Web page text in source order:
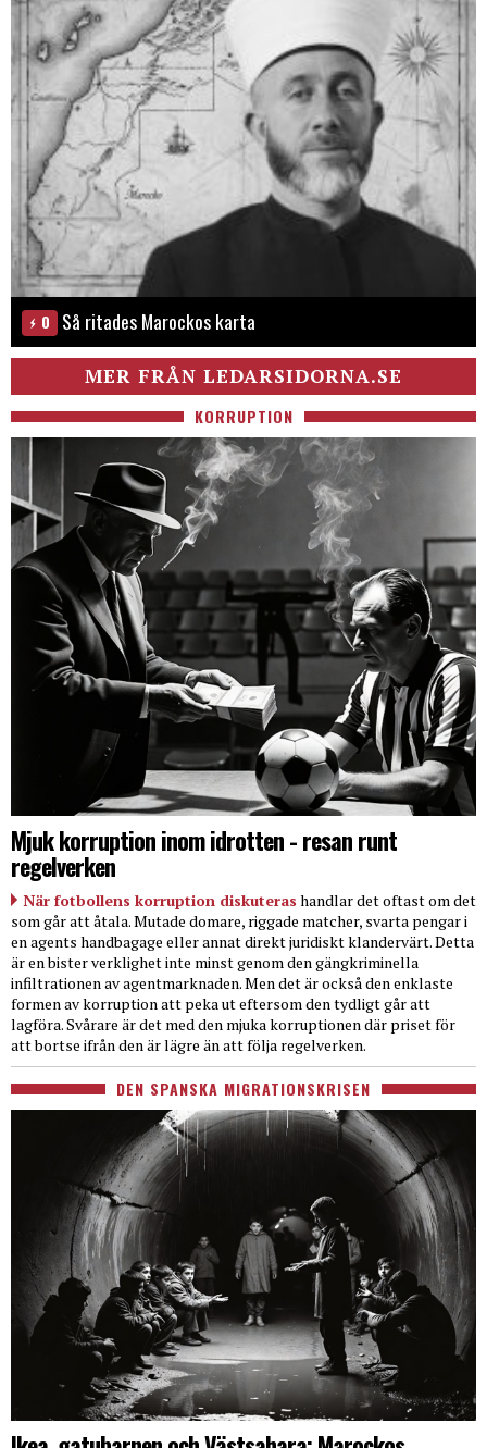
0 Så ritades Marockos karta
MER FRÅN LEDARSIDORNA.SE
KORRUPTION
Mjuk korruption inom idrotten - resan runt
regelverken
När fotbollens korruption diskuteras handlar det oftast om det
som går att åtala. Mutade domare, riggade matcher, svarta pengar i
en agents handbagage eller annat direkt juridiskt klandervärt. Detta
är en bister verklighet inte minst genom den gängkriminella
infiltrationen av agentmarknaden. Men det är också den enklaste
formen av korruption att peka ut eftersom den tydligt går att
lagföra. Svårare är det med den mjuka korruptionen där priset för
att bortse ifrån den är lägre än att följa regelverken.
DEN SPANSKA MIGRATIONSKRISEN